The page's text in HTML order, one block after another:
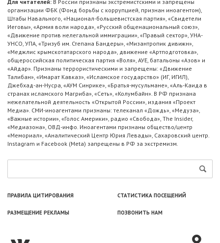
Для читателей: В России признаны экстремистскими и запрещены
организации ФБК (Фонд борьбы с коррупцией, признан иноагентом),
Штабы Навального, «Национал-большевистская партия», «Свидетели
Иеговы», «Армия воли народа», «Русский общенациональный союз»,
«Движение против нелегальной иммиграции», «Правый сектор», УНА-
УНСО, УПА, «Тризуб им. Степана Бандеры», «Мизантропик дивижн»,
«Меджлис крымскотатарского народа», движение «Артподготовка»,
общероссийская политическая партия «Воля», АУЕ, батальоны «Азов» и
«Айдар». Признаны террористическими и запрещены: «Движение
Талибан», «Имарат Кавказ», «Исламское государство» (ИГ, ИГИЛ),
Джебхад-ан-Нусра, «АУМ Синрике», «Братья-мусульмане», «Аль-Каида в
странах исламского Магриба», «Сеть», «Колумбайн». В РФ признана
нежелательной деятельность «Открытой России», издания «Проект
Медиа». СМИ-иноагентами признаны: телеканал «Дождь», «Медуза»,
«Важные истории», «Голос Америки», радио «Свобода», The Insider,
«Медиазона», ОВД-инфо. Иноагентами признаны общество/центр
«Мемориал», «Аналитический Центр Юрия Левады», Сахаровский центр.
Instagram и Facebook (Metа) запрещены в РФ за экстремизм.
ПРАВИЛА ЦИТИРОВАНИЯ СТАТИСТИКА ПОСЕЩЕНИЙ
РАЗМЕЩЕНИЕ РЕКЛАМЫ ПОЗВОНИТЬ НАМ